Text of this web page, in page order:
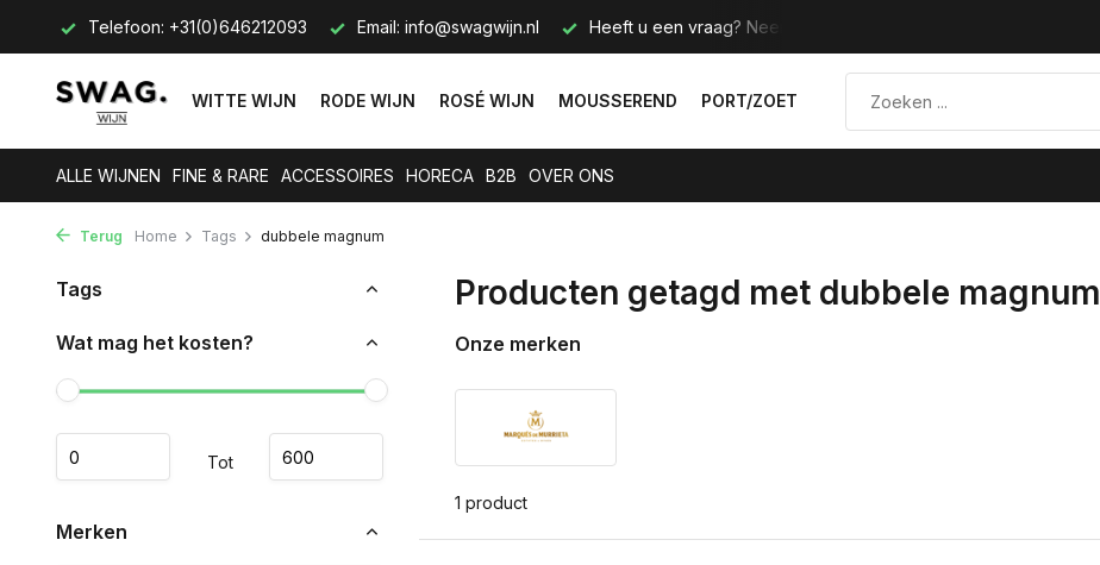
Telefoon: +31(0)646212093 Email: info@swagwijn.nl Heeft u een vraag? Neem contact met ons op.
WITTE WIJN RODE WIJN ROSÉ WIJN MOUSSEREND PORT/ZOET
ALLE WIJNEN FINE & RARE ACCESSOIRES HORECA B2B OVER ONS
Terug Home Tags dubbele magnum
Tags
Wat mag het kosten?
Tot
Merken
Producten getagd met dubbele magnum
Onze merken
1 product